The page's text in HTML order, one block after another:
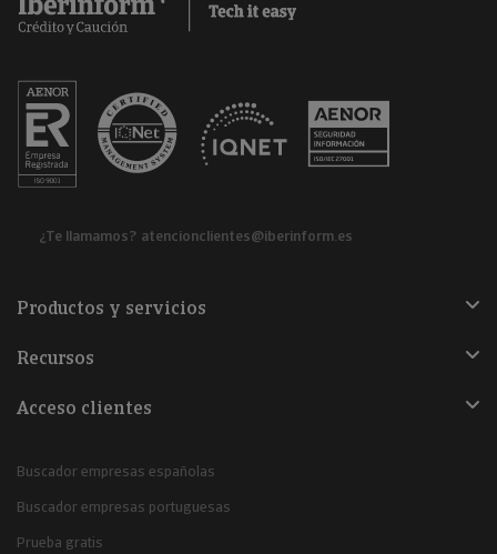
¿Te llamamos? atencionclientes@iberinform.es
Productos y servicios
Recursos
Acceso clientes
Buscador empresas españolas
Buscador empresas portuguesas
Prueba gratis